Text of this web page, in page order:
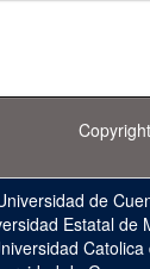
de
Estatal de